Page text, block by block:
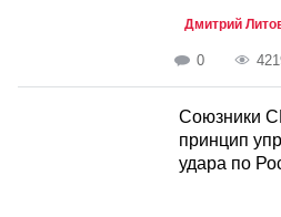
Дмитрий
0
Союзники
принцип
удара по